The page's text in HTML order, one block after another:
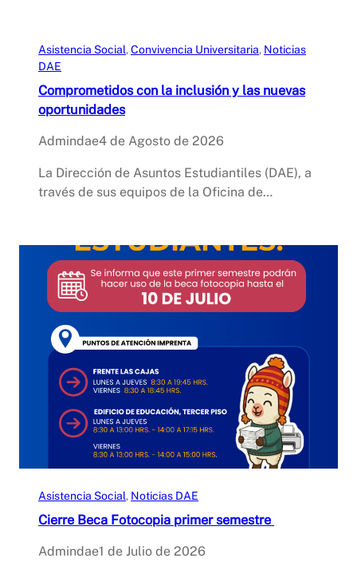
Asistencia Social, Convivencia Universitaria, Noticias
DAE
Comprometidos con la inclusión y las nuevas
oportunidades
Admindae4 de Agosto de 2026
La Dirección de Asuntos Estudiantiles (DAE), a
través de sus equipos de la Oficina de…
Asistencia Social, Noticias DAE
Cierre Beca Fotocopia primer semestre
Admindae1 de Julio de 2026